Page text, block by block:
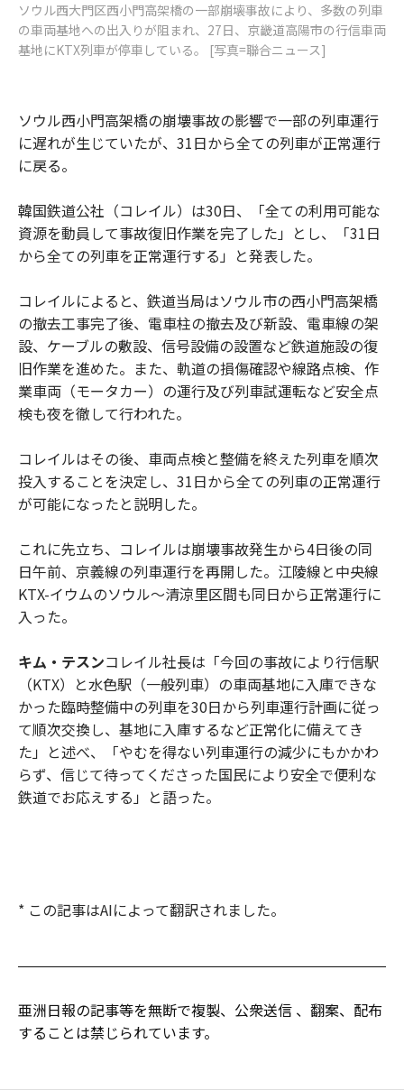
ソウル西大門区西小門高架橋の一部崩壊事故により、多数の列車
の車両基地への出入りが阻まれ、27日、京畿道高陽市の行信車両
基地にKTX列車が停車している。 [写真=聯合ニュース]
ソウル西小門高架橋の崩壊事故の影響で一部の列車運行
に遅れが生じていたが、31日から全ての列車が正常運行
に戻る。
韓国鉄道公社（コレイル）は30日、「全ての利用可能な
資源を動員して事故復旧作業を完了した」とし、「31日
から全ての列車を正常運行する」と発表した。
コレイルによると、鉄道当局はソウル市の西小門高架橋
の撤去工事完了後、電車柱の撤去及び新設、電車線の架
設、ケーブルの敷設、信号設備の設置など鉄道施設の復
旧作業を進めた。また、軌道の損傷確認や線路点検、作
業車両（モータカー）の運行及び列車試運転など安全点
検も夜を徹して行われた。
コレイルはその後、車両点検と整備を終えた列車を順次
投入することを決定し、31日から全ての列車の正常運行
が可能になったと説明した。
これに先立ち、コレイルは崩壊事故発生から4日後の同
日午前、京義線の列車運行を再開した。江陵線と中央線
KTX-イウムのソウル〜清涼里区間も同日から正常運行に
入った。
キム・テスンコレイル社長は「今回の事故により行信駅
（KTX）と水色駅（一般列車）の車両基地に入庫できな
かった臨時整備中の列車を30日から列車運行計画に従っ
て順次交換し、基地に入庫するなど正常化に備えてき
た」と述べ、「やむを得ない列車運行の減少にもかかわ
らず、信じて待ってくださった国民により安全で便利な
鉄道でお応えする」と語った。
* この記事はAIによって翻訳されました。
亜洲日報の記事等を無断で複製、公衆送信 、翻案、配布
することは禁じられています。